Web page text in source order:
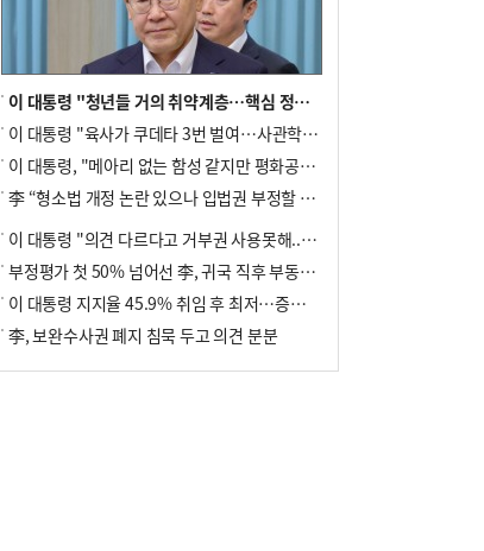
이 대통령 "청년들 거의 취약계층…핵심 정책 재편""
이 대통령 "육사가 쿠데타 3번 벌여…사관학교 통합 신속히 추진"
이 대통령, "메아리 없는 함성 같지만 평화공존책 계속해야"
李 “형소법 개정 논란 있으나 입법권 부정할 만큼은 아냐”(종합)
이 대통령 "의견 다르다고 거부권 사용못해.. 입법권 부정할 상황이라 보기 어려워"
부정평가 첫 50% 넘어선 李, 귀국 직후 부동산·증시 점검(종합)
이 대통령 지지율 45.9% 취임 후 최저…증시 폭락·연임 개헌 논란 영향
李, 보완수사권 폐지 침묵 두고 의견 분분